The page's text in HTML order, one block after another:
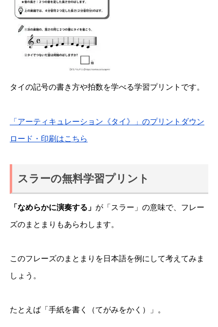
タイの記号の書き方や拍数を学べる学習プリントです。
「アーティキュレーション《タイ》」のプリントダウン
ロード・印刷はこちら
スラーの無料学習プリント
「なめらかに演奏する」 が「スラー」の意味で、フレー
ズのまとまりもあらわします。
このフレーズのまとまりを日本語を例にして考えてみま
しょう。
たとえば「手紙を書く（てがみをかく）」。